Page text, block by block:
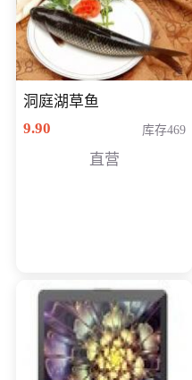
洞庭湖草鱼
9.90
库存469
直营